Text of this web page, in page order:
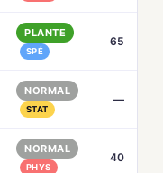
PLANTE
SPÉ
65
NORMAL
STAT
—
NORMAL
PHYS
40